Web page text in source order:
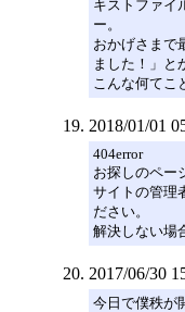
キストファイ
ー。
おかげさまで
ました！」と
こんな何てこ
2018/01/01
404error
お探しのペー
サイトの管理
ださい。
解決しない場
2017/06/30
今日で僕秩が